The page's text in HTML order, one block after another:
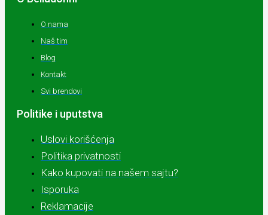
O nama
Naš tim
Blog
Kontakt
Svi brendovi
Politike i uputstva
Uslovi korišćenja
Politika privatnosti
Kako kupovati na našem sajtu?
Isporuka
Reklamacije